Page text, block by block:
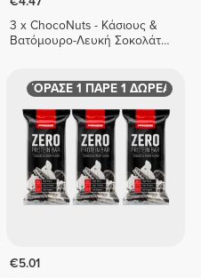
3 x ChocoNuts - Κάσιους &
Βατόμουρο-Λευκή Σοκολάτα
ΑΓΟΡΑΣΕ 1 ΠΑΡΕ 1 ΔΩΡΕΑΝ
€5.01